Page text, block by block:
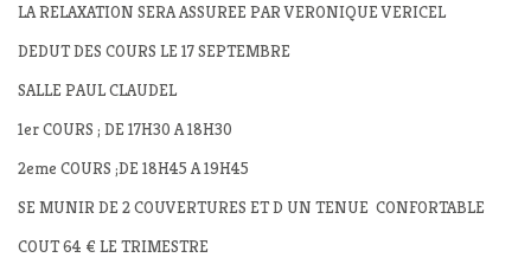
LA RELAXATION SERA ASSUREE PAR VERONIQUE VERICEL
DEDUT DES COURS LE 17 SEPTEMBRE
SALLE PAUL CLAUDEL
1er COURS ; DE 17H30 A 18H30
2eme COURS ;DE 18H45 A 19H45
SE MUNIR DE 2 COUVERTURES ET D UN TENUE CONFORTABLE
COUT 64 € LE TRIMESTRE